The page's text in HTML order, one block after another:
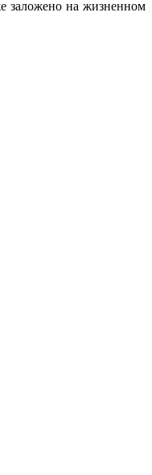
заложено на жизненном